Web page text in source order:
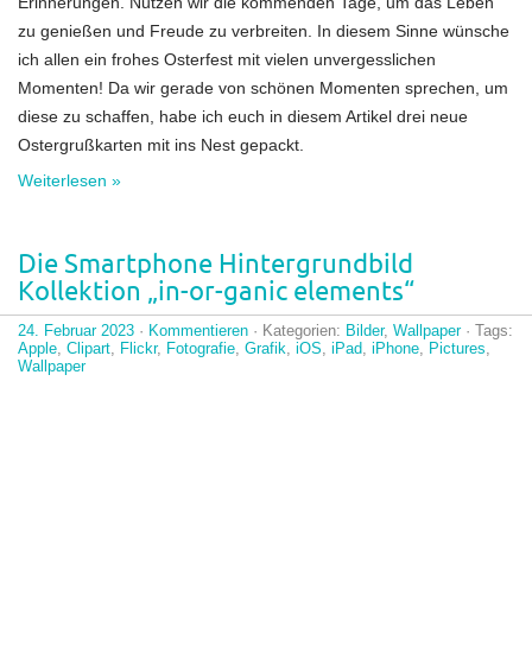
zu genießen und Freude zu verbreiten. In diesem Sinne wünsche
ich allen ein frohes Osterfest mit vielen unvergesslichen
Momenten! Da wir gerade von schönen Momenten sprechen, um
diese zu schaffen, habe ich euch in diesem Artikel drei neue
Ostergrußkarten mit ins Nest gepackt.
Weiterlesen »
Die Smartphone Hintergrundbild
Kollektion „in-or-ganic elements“
24. Februar 2023 · Kommentieren · Kategorien: Bilder, Wallpaper· Tags:
Apple, Clipart, Flickr, Fotografie, Grafik, iOS, iPad, iPhone, Pictures,
Wallpaper